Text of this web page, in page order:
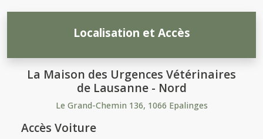
Localisation et Accès
La Maison des Urgences Vétérinaires
de Lausanne - Nord
Le Grand-Chemin 136, 1066 Epalinges
Accès Voiture